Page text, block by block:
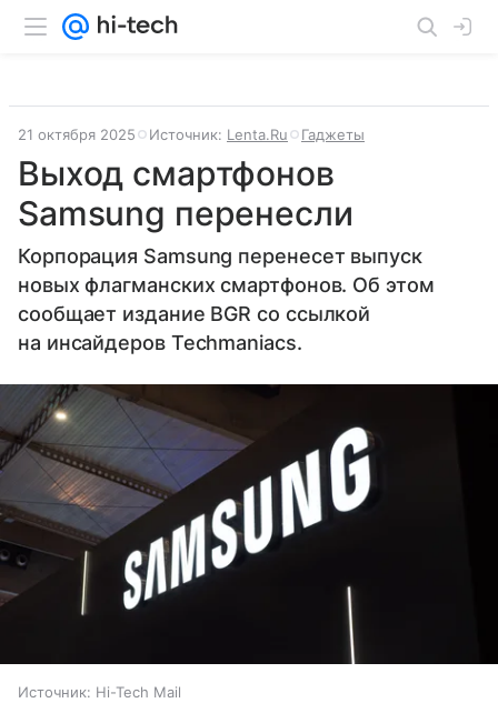
21 октября 2025 Источник: Lenta.Ru Гаджеты
Выход смартфонов
Samsung перенесли
Корпорация Samsung перенесет выпуск
новых флагманских смартфонов. Об этом
сообщает издание BGR со ссылкой
на инсайдеров Techmaniacs.
Источник: Hi-Tech Mail